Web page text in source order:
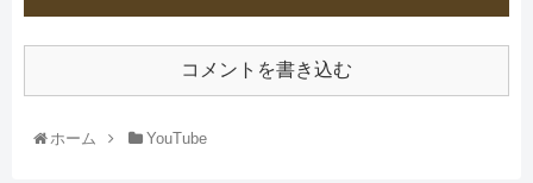
コメントを書き込む
ホーム YouTube